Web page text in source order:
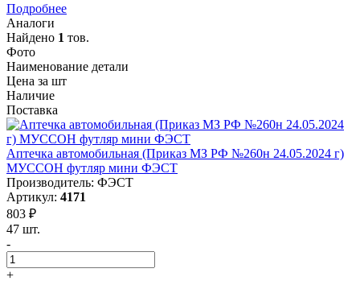
Подробнее
Аналоги
Найдено 1 тов.
Фото
Наименование детали
Цена за шт
Наличие
Поставка
Аптечка автомобильная (Приказ МЗ РФ №260н 24.05.2024 г)
МУССОН футляр мини ФЭСТ
Производитель: ФЭСТ
Артикул: 4171
803 ₽
47 шт.
-
+